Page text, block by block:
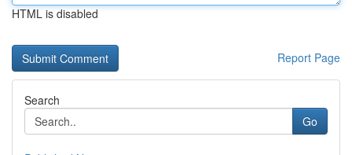
HTML is disabled
Report Page
Search
Go